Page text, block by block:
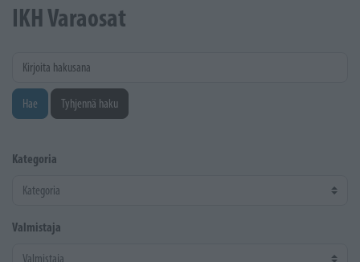
IKH Varaosat
Kirjoita hakusana
Hae Tyhjennä haku
Kategoria
Valmistaja